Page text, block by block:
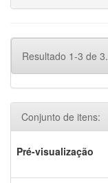
Resultado 1-3 de 3.
Conjunto de itens:
Pré-visualização